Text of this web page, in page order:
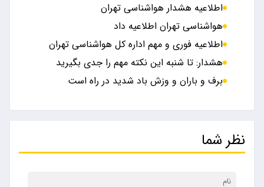
اطلاعیه هشدار هواشناسی تهران
هواشناسی تهران اطلاعیه داد
اطلاعیه فوری و مهم اداره کل هواشناسی تهران
هشدار: تا شنبه این نکته مهم را جدی بگیرید
برف و باران و وزش باد شدید در راه است
نظر شما